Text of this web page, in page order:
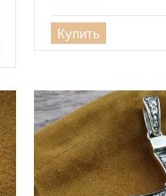
Купить